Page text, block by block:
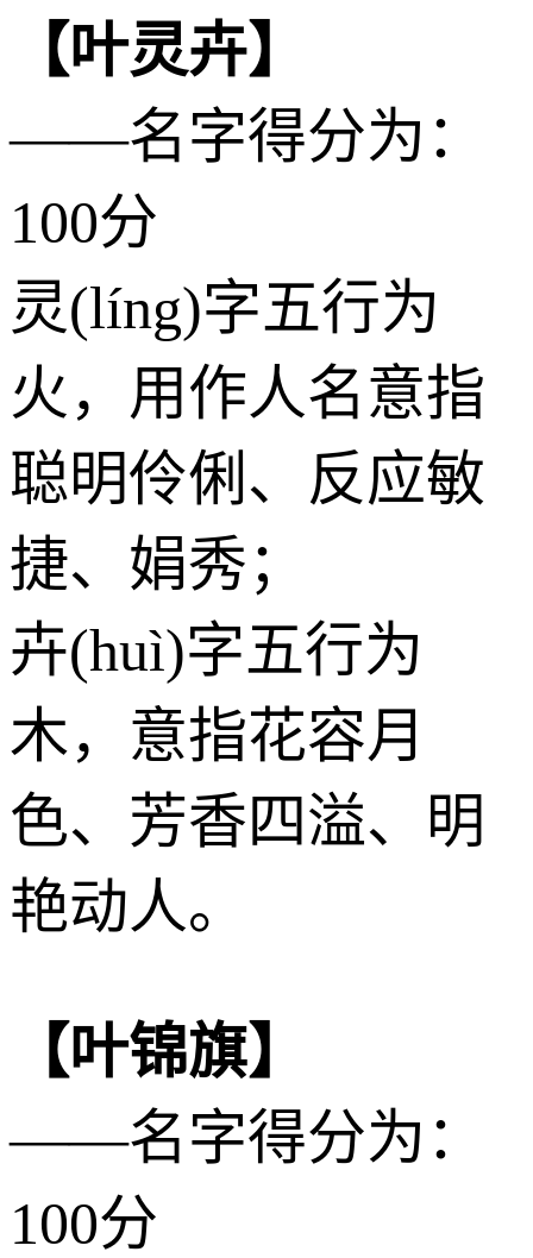
【叶灵卉】
——名字得分为：
100分
灵(líng)字五行为
火 ，用作人名意指
聪明伶俐、反应敏
捷、娟秀；
卉(huì)字五行为
木，意指花容月
色、芳香四溢、明
艳动人。
【叶锦旗】
——名字得分为：
100分